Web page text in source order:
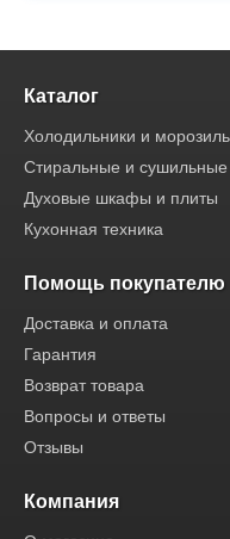
Каталог
Холодильники и
Стиральные и
Духовые шкафы и плиты
Кухонная техника
Помощь покупателю
Доставка и оплата
Гарантия
Возврат товара
Вопросы и ответы
Отзывы
Компания